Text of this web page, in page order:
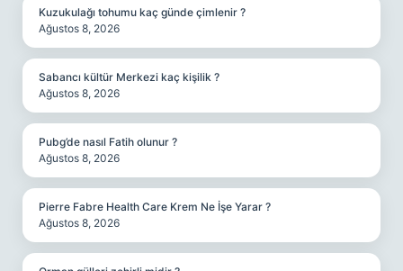
Kuzukulağı tohumu kaç günde çimlenir ?
Ağustos 8, 2026
Sabancı kültür Merkezi kaç kişilik ?
Ağustos 8, 2026
Pubg’de nasıl Fatih olunur ?
Ağustos 8, 2026
Pierre Fabre Health Care Krem Ne İşe Yarar ?
Ağustos 8, 2026